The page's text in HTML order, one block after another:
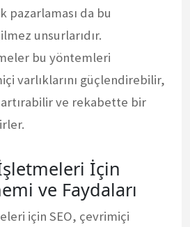
pazarlaması da bu
unsurlarıdır.
bu yöntemleri
varlıklarını güçlendirebilir,
ve rekabette bir
İçin
ve Faydaları
için SEO, çevrimiçi